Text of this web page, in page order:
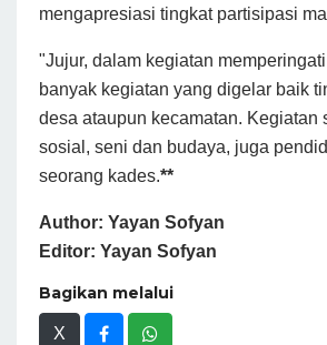
mengapresiasi tingkat partisipasi
"Jujur, dalam kegiatan
banyak kegiatan yang digelar baik
desa ataupun kecamatan. Kegiatan
sosial, seni dan budaya, juga
seorang kades.**
Author: Yayan Sofyan
Editor: Yayan Sofyan
Bagikan melalui
X